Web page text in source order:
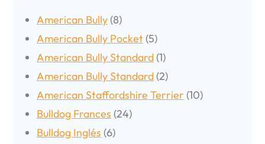
American Bully (8)
American Bully Pocket (5)
American Bully Standard (1)
American Bully Standard (2)
American Staffordshire Terrier (10)
Bulldog Frances (24)
Bulldog Inglés (6)